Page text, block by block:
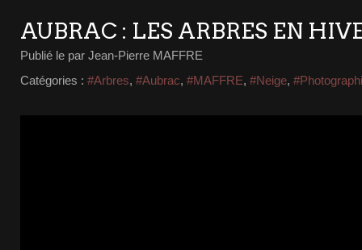
AUBRAC : LES ARBRES EN
Publié le par Jean-Pierre MAFFRE
Catégories : #Arbres, #Aubrac, #MAFFRE, #Neige,